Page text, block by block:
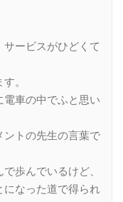
ービスがひどくて
。
車の中でふと思い
ントの先生の言葉で
歩んでいるけど、
なった道で得られ